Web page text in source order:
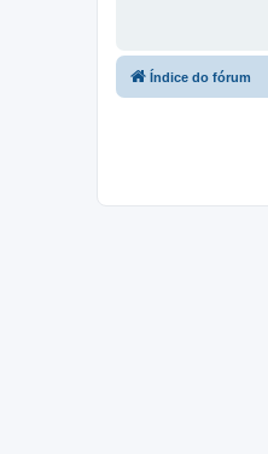
Índice do fórum